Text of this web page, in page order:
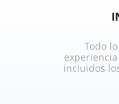
Todo
incluidos